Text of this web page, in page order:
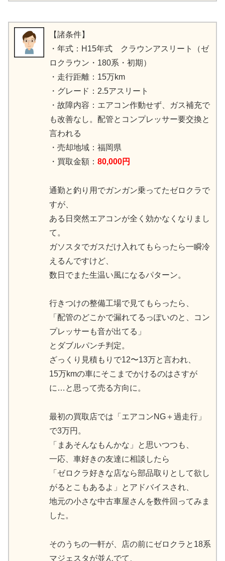
【諸条件】
・年式：H15年式 クラウンアスリート（ゼ
ロクラウン・180系・初期）
・走行距離：15万km
・グレード：2.5アスリート
・故障内容：エアコン作動せず、ガス補充で
も改善なし。配管とコンプレッサー要交換と
言われる
・売却地域：福岡県
・買取金額： 80,000円
通勤と釣り用でガンガン乗ってたゼロクラで
すが、
ある日突然エアコンが全く効かなくなりまし
て。
ガソスタでガスだけ入れてもらったら一瞬冷
えるんですけど、
数日でまた生温い風になるパターン。
行きつけの整備工場で見てもらったら、
「配管のどこかで漏れてるっぽいのと、コン
プレッサーも音が出てる」
とダブルパンチ判定。
ざっくり見積もりで12〜13万と言われ、
15万kmの車にそこまでかけるのはさすが
に…と思って売る方向に。
最初の買取店では「エアコンNG＋過走行」
で3万円。
「まあそんなもんかな」と思いつつも、
一応、車好きの友達に相談したら
「ゼロクラ好きな店なら部品取りとして欲し
がるとこもあるよ」とアドバイスされ、
地元の小さな中古車屋さんを数件回ってみま
した。
そのうちの一軒が、店の前にゼロクラと18系
マジェスタが並んでて、